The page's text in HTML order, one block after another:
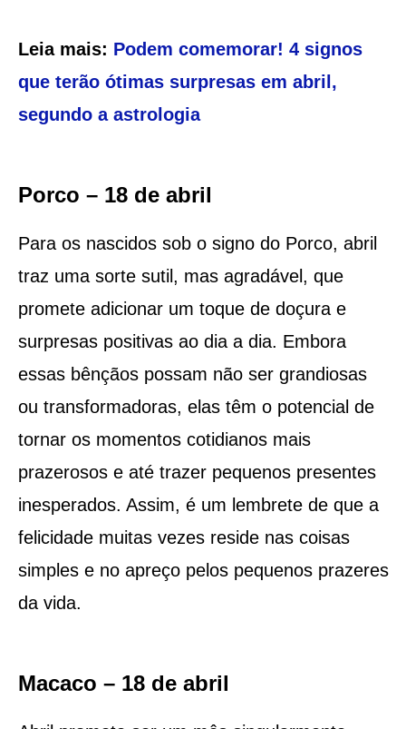
Leia mais: Podem comemorar! 4 signos
que terão ótimas surpresas em abril,
segundo a astrologia
Porco – 18 de abril
Para os nascidos sob o signo do Porco, abril
traz uma sorte sutil, mas agradável, que
promete adicionar um toque de doçura e
surpresas positivas ao dia a dia. Embora
essas bênçãos possam não ser grandiosas
ou transformadoras, elas têm o potencial de
tornar os momentos cotidianos mais
prazerosos e até trazer pequenos presentes
inesperados. Assim, é um lembrete de que a
felicidade muitas vezes reside nas coisas
simples e no apreço pelos pequenos prazeres
da vida.
Macaco – 18 de abril